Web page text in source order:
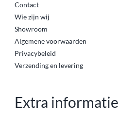
Contact
Wie zijn wij
Showroom
Algemene voorwaarden
Privacybeleid
Verzending en levering
Extra informatie